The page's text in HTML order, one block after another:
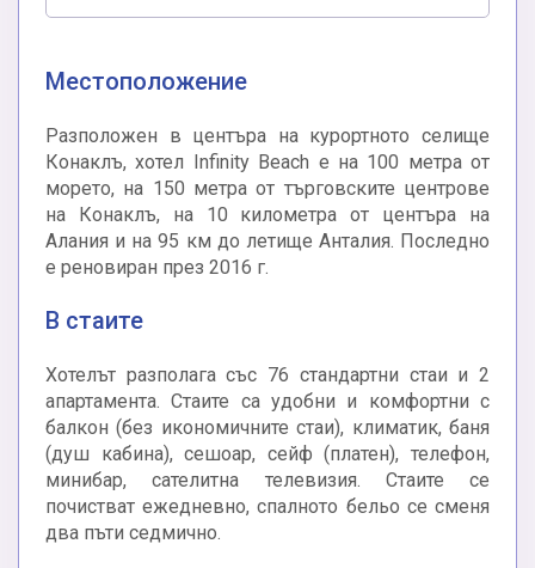
Местоположение
Разположен в центъра на курортното селище
Конаклъ, хотел Infinity Beach е на 100 метра от
морето, на 150 метра от търговските центрове
на Конаклъ, на 10 километра от центъра на
Алания и на 95 км до летище Анталия. Последно
е реновиран през 2016 г.
В стаите
Хотелът разполага със 76 стандартни стаи и 2
апартамента. Стаите са удобни и комфортни с
балкон (без икономичните стаи), климатик, баня
(душ кабина), сешоар, сейф (платен), телефон,
минибар, сателитна телевизия. Стаите се
почистват ежедневно, спалното бельо се сменя
два пъти седмично.